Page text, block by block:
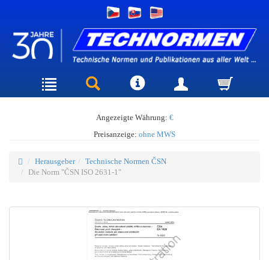
Angezeigte Währung: €
Preisanzeige: ohne MWS
Herausgeber
Technische Normen ČSN
Die Norm "ČSN ISO 2631-1"